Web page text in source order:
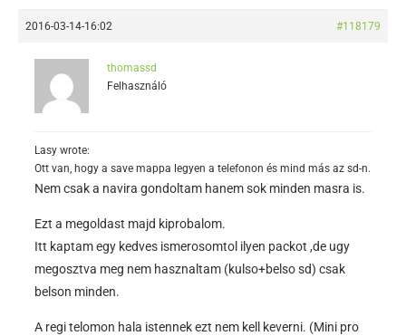
2016-03-14-16:02 #118179
thomassd
Felhasználó
Lasy wrote:
Ott van, hogy a save mappa legyen a telefonon és mind más az sd-n.
Nem csak a navira gondoltam hanem sok minden masra is.
Ezt a megoldast majd kiprobalom.
Itt kaptam egy kedves ismerosomtol ilyen packot ,de ugy
megosztva meg nem hasznaltam (kulso+belso sd) csak
belson minden.
A regi telomon hala istennek ezt nem kell keverni. (Mini pro